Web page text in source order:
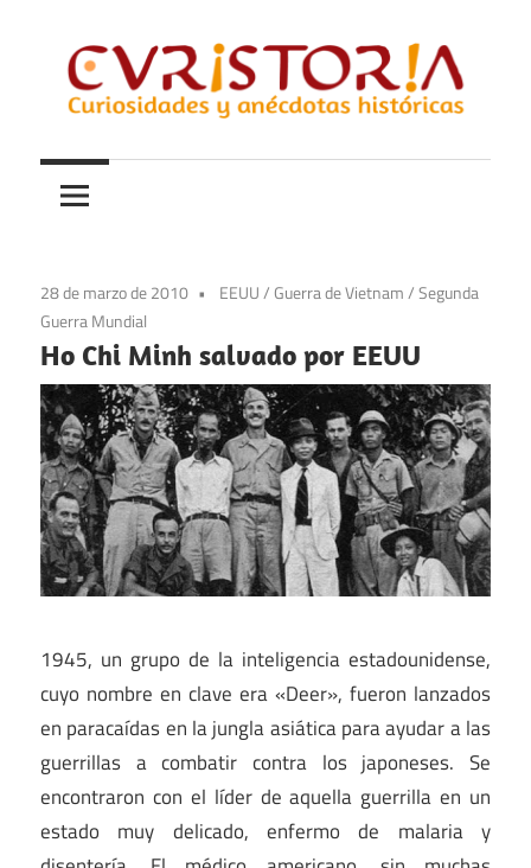
contenido
Curistoria
y
anécdotas
historia
28 de marzo de 2010 EEUU/Guerra de Vietnam/Segunda
Guerra Mundial
Ho Chi Minh salvado por EEUU
1945, un grupo de la inteligencia estadounidense,
cuyo nombre en clave era «Deer», fueron lanzados
en paracaídas en la jungla asiática para ayudar a las
guerrillas a combatir contra los japoneses. Se
encontraron con el líder de aquella guerrilla en un
estado muy delicado, enfermo de malaria y